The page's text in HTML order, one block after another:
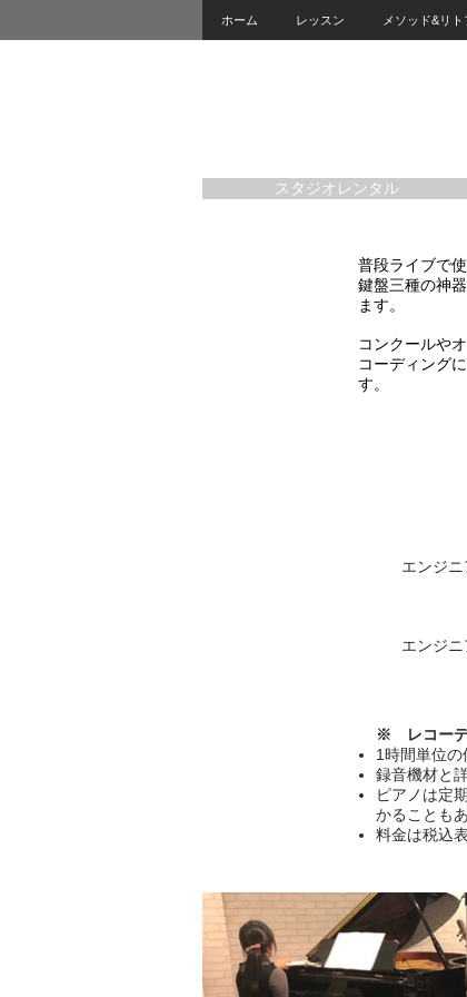
ホーム レッスン メソッド&リト
スタジオレンタル
普段ライブで
鍵盤三種の神
ます。
コンクールや
コーディング
す。
エンジニ
エンジニ
※ レコーデ
1時間単位の
録音機材と
ピアノは定
かることも
料金は税込